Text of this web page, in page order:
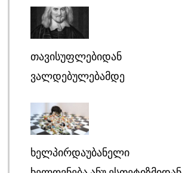
ᲗᲐᲕᲘᲡᲣᲤᲚᲔᲑᲘᲓᲐᲜ
ᲕᲐᲚᲓᲔᲑᲣᲚᲔᲑᲐᲛᲓᲔ
ᲮᲔᲚᲞᲘᲠᲓᲐᲣᲑᲐᲜᲔᲚᲘ